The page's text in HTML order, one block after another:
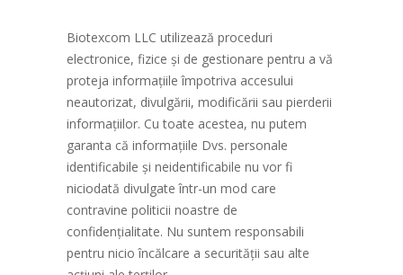
Biotexcom LLC utilizează proceduri
electronice, fizice și de gestionare pentru a vă
proteja informațiile împotriva accesului
neautorizat, divulgării, modificării sau pierderii
informațiilor. Cu toate acestea, nu putem
garanta că informațiile Dvs. personale
identificabile și neidentificabile nu vor fi
niciodată divulgate într-un mod care
contravine politicii noastre de
confidențialitate. Nu suntem responsabili
pentru nicio încălcare a securității sau alte